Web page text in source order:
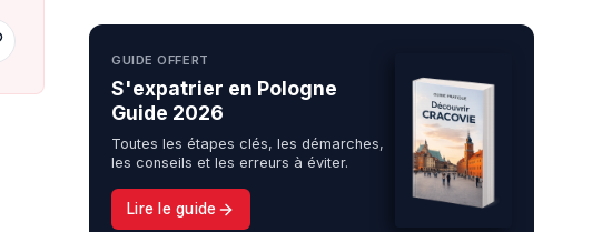
GUIDE OFFERT
S'expatrier en Pologne
Guide 2026
Toutes les étapes clés, les démarches,
les conseils et les erreurs à éviter.
Lire le guide